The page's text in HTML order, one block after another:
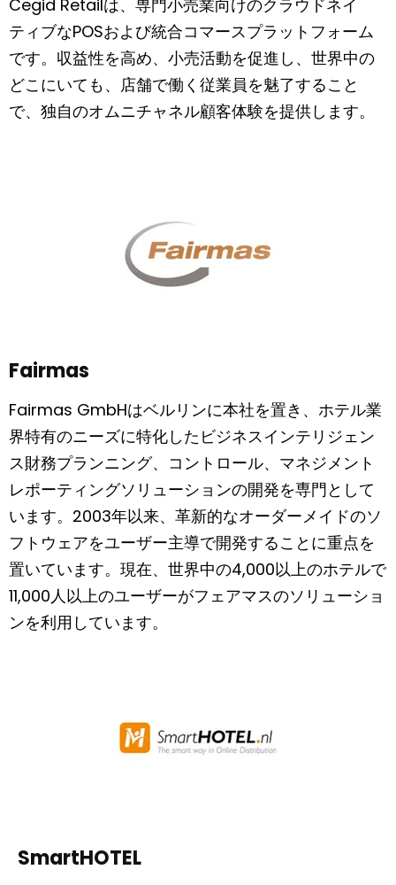
Cegid Retailは、専門小売業向けのクラウドネイ
ティブなPOSおよび統合コマースプラットフォーム
です。収益性を高め、小売活動を促進し、世界中の
どこにいても、店舗で働く従業員を魅了すること
で、独自のオムニチャネル顧客体験を提供します。
Fairmas
Fairmas GmbHはベルリンに本社を置き、ホテル業
界特有のニーズに特化したビジネスインテリジェン
ス財務プランニング、コントロール、マネジメント
レポーティングソリューションの開発を専門として
います。2003年以来、革新的なオーダーメイドのソ
フトウェアをユーザー主導で開発することに重点を
置いています。現在、世界中の4,000以上のホテルで
11,000人以上のユーザーがフェアマスのソリューショ
ンを利用しています。
SmartHOTEL